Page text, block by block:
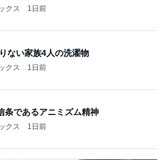
クス 1日前
ない家族4人の洗濯物
クス 1日前
条であるアニミズム精神
クス 1日前